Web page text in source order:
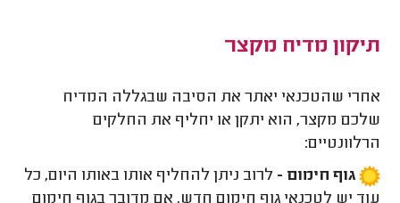
תיקון מדיח מקצר
אחרי שהטכנאי יאתר את הסיבה שבגללה המדיח
שלכם מקצר, הוא יתקן או יחליף את החלקים
הרלוונטיים:
גוף חימום - לרוב ניתן להחליף אותו באותו היום, כל